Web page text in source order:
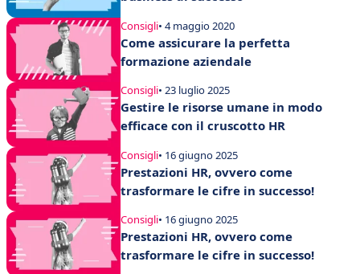
Consigli• 4 maggio 2020
Come assicurare la perfetta
formazione aziendale
Consigli• 23 luglio 2025
Gestire le risorse umane in modo
efficace con il cruscotto HR
Consigli• 16 giugno 2025
Prestazioni HR, ovvero come
trasformare le cifre in successo!
Consigli• 16 giugno 2025
Prestazioni HR, ovvero come
trasformare le cifre in successo!